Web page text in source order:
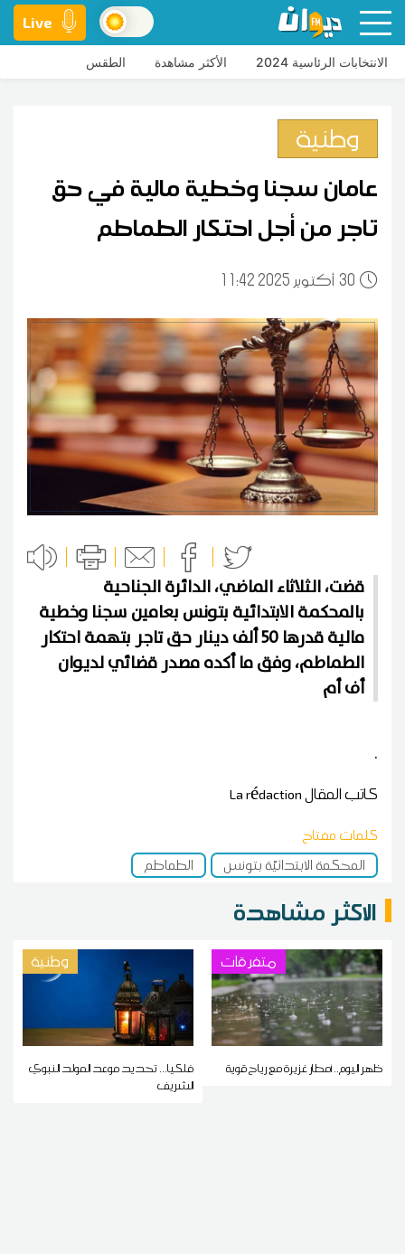
Live
الانتخابات الرئاسية 2024 الأكثر مشاهدة الطقس
وطنية
عامان سجنا وخطية مالية في حق
تاجر من أجل احتكار الطماطم
3011:42 2025 أكتوبر
قضت، الثلاثاء الماضي، الدائرة الجناحية
بالمحكمة الابتدائية بتونس بعامين سجنا وخطية
مالية قدرها 50 ألف دينار حق تاجر بتهمة احتكار
الطماطم، وفق ما أكده مصدر قضائي لديوان
أف أم
.
كاتب المقالLa rédaction
كلمات مفتاح
المحكمة الابتدائيّة بتونس
الطماطم
الاكثر مشاهدة
متفرقات
ظهر اليوم.. أمطار غزيرة مع رياح قوية
وطنية
فلكيا... تحديد موعد المولد النبوي
الشريف